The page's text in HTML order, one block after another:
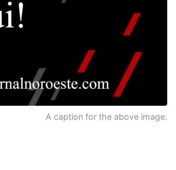
A caption for the above image.